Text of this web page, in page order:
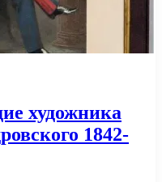
художника
1842-